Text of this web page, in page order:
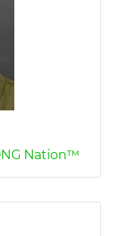
Nation™